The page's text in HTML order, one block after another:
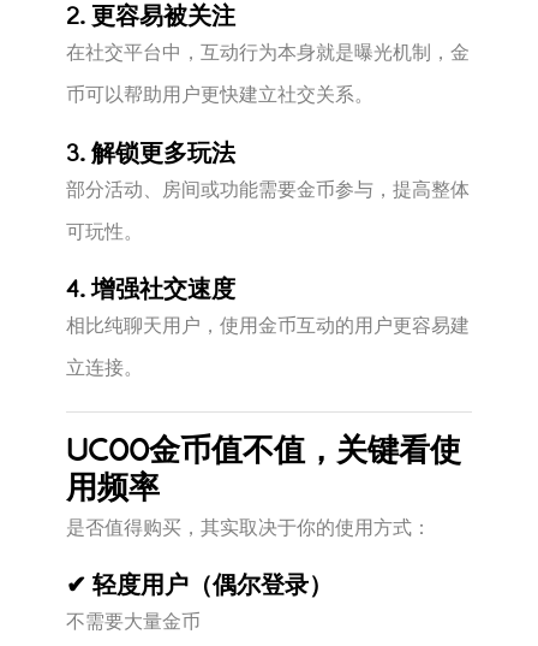
2. 更容易被关注
在社交平台中，互动行为本身就是曝光机制，金
币可以帮助用户更快建立社交关系。
3. 解锁更多玩法
部分活动、房间或功能需要金币参与，提高整体
可玩性。
4. 增强社交速度
相比纯聊天用户，使用金币互动的用户更容易建
立连接。
UCOO金币值不值，关键看使
用频率
是否值得购买，其实取决于你的使用方式：
✔ 轻度用户（偶尔登录）
不需要大量金币